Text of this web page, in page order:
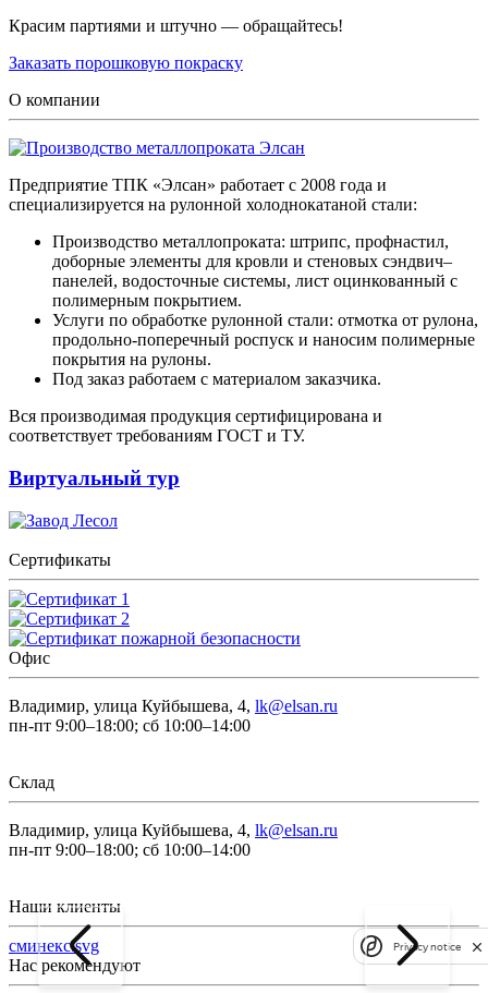
Красим партиями и штучно — обращайтесь!
Заказать порошковую покраску
О компании
Предприятие ТПК «Элсан» работает с 2008 года и
специализируется на рулонной холоднокатаной стали:
Производство металлопроката: штрипс, профнастил,
доборные элементы для кровли и стеновых сэндвич–
панелей, водосточные системы, лист оцинкованный с
полимерным покрытием.
Услуги по обработке рулонной стали: отмотка от рулона,
продольно-поперечный роспуск и наносим полимерные
покрытия на рулоны.
Под заказ работаем с материалом заказчика.
Вся производимая продукция сертифицирована и
соответствует требованиям ГОСТ и ТУ.
Виртуальный тур
Сертификаты
Офис
Владимир, улица Куйбышева, 4, lk@elsan.ru
пн-пт 9:00–18:00; сб 10:00–14:00
Склад
Владимир, улица Куйбышева, 4, lk@elsan.ru
пн-пт 9:00–18:00; сб 10:00–14:00
Наши клиенты
сминекс.svg
Нас рекомендуют
Privacy notice